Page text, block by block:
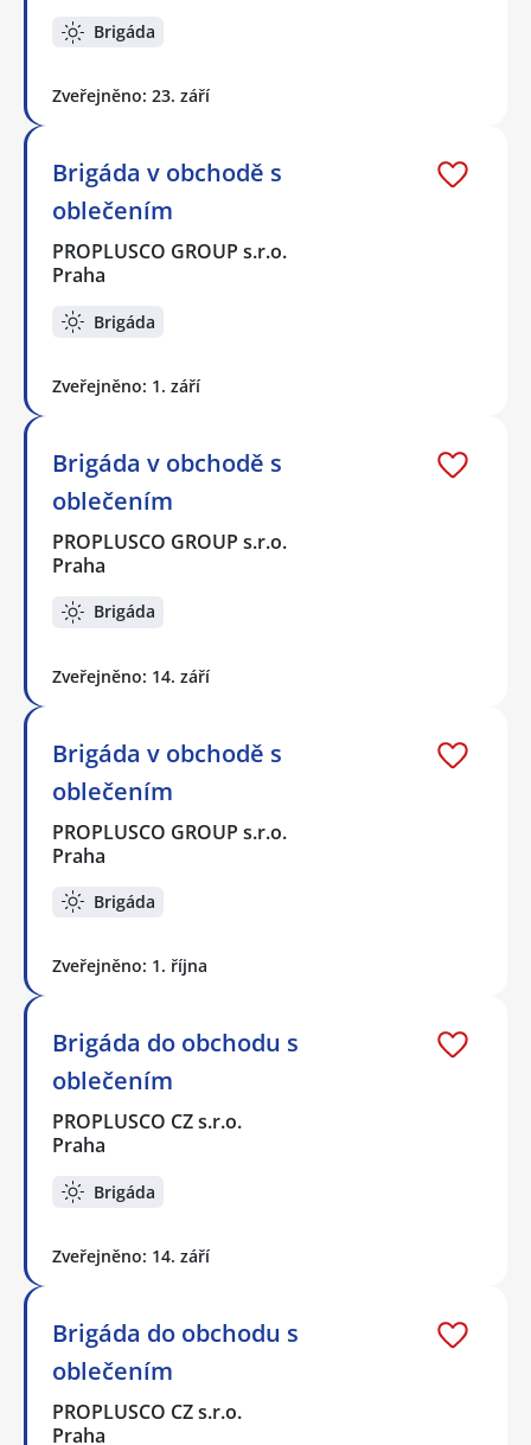
Brigáda
Zveřejněno: 23. září
Brigáda v obchodě s
oblečením
PROPLUSCO GROUP s.r.o.
Praha
Brigáda
Zveřejněno: 1. září
Brigáda v obchodě s
oblečením
PROPLUSCO GROUP s.r.o.
Praha
Brigáda
Zveřejněno: 14. září
Brigáda v obchodě s
oblečením
PROPLUSCO GROUP s.r.o.
Praha
Brigáda
Zveřejněno: 1. října
Brigáda do obchodu s
oblečením
PROPLUSCO CZ s.r.o.
Praha
Brigáda
Zveřejněno: 14. září
Brigáda do obchodu s
oblečením
PROPLUSCO CZ s.r.o.
Praha